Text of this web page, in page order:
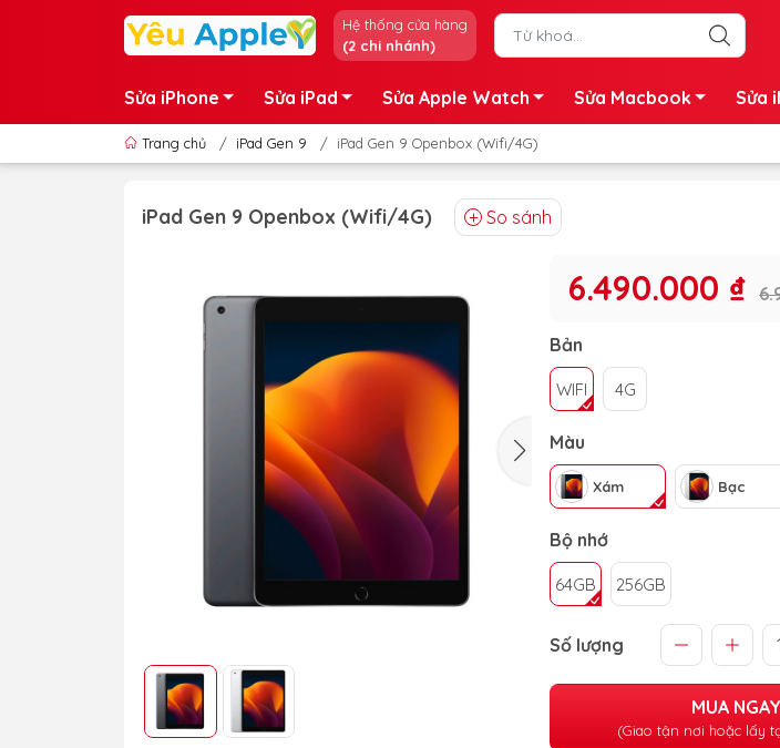
Hệ thống cửa hàng
(2 chi nhánh)
Sửa iPhone Sửa iPad Sửa Apple Watch Sửa Macbook Sửa
Trang chủ / iPad Gen 9 / iPad Gen 9 Openbox (Wifi/4G)
iPad Gen 9 Openbox (Wifi/4G) So sánh
6.490.000 ₫
Bản
WIFI 4G
Màu
Xám Bạc
Bộ nhớ
64GB 256GB
Số lượng
MUA NGAY
(Giao tận nơi hoặc lấy